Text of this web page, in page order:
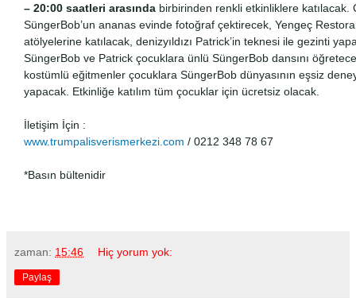
– 20:00 saatleri arasında birbirinden renkli etkinliklere katılacak.
SüngerBob’un ananas evinde fotoğraf çektirecek, Yengeç
atölyelerine katılacak, denizyıldızı Patrick’in teknesi ile gezinti
SüngerBob ve Patrick çocuklara ünlü SüngerBob dansını
kostümlü eğitmenler çocuklara SüngerBob dünyasının eşsiz
yapacak. Etkinliğe katılım tüm çocuklar için ücretsiz olacak.
İletişim İçin :
www.trumpalisverismerkezi.com / 0212 348 78 67
*Basın bültenidir
zaman: 15:46 Hiç yorum yok:
Paylaş